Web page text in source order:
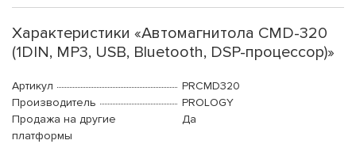
Характеристики «Автомагнитола CMD-320
(1DIN, MP3, USB, Bluetooth, DSP-процессор)»
Артикул
PRCMD320
Производитель
PROLOGY
Продажа на другие
платформы
Да